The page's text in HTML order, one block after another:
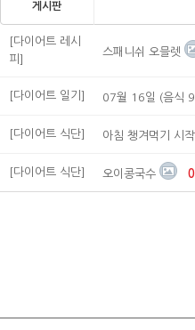
게시판
[다이어트 레시
피]
스패니쉬 오믈렛
[다이어트 일기] 07월 16일 (음식
[다이어트 식단] 아침 챙겨먹기 시작
[다이어트 식단] 오이콩국수 0